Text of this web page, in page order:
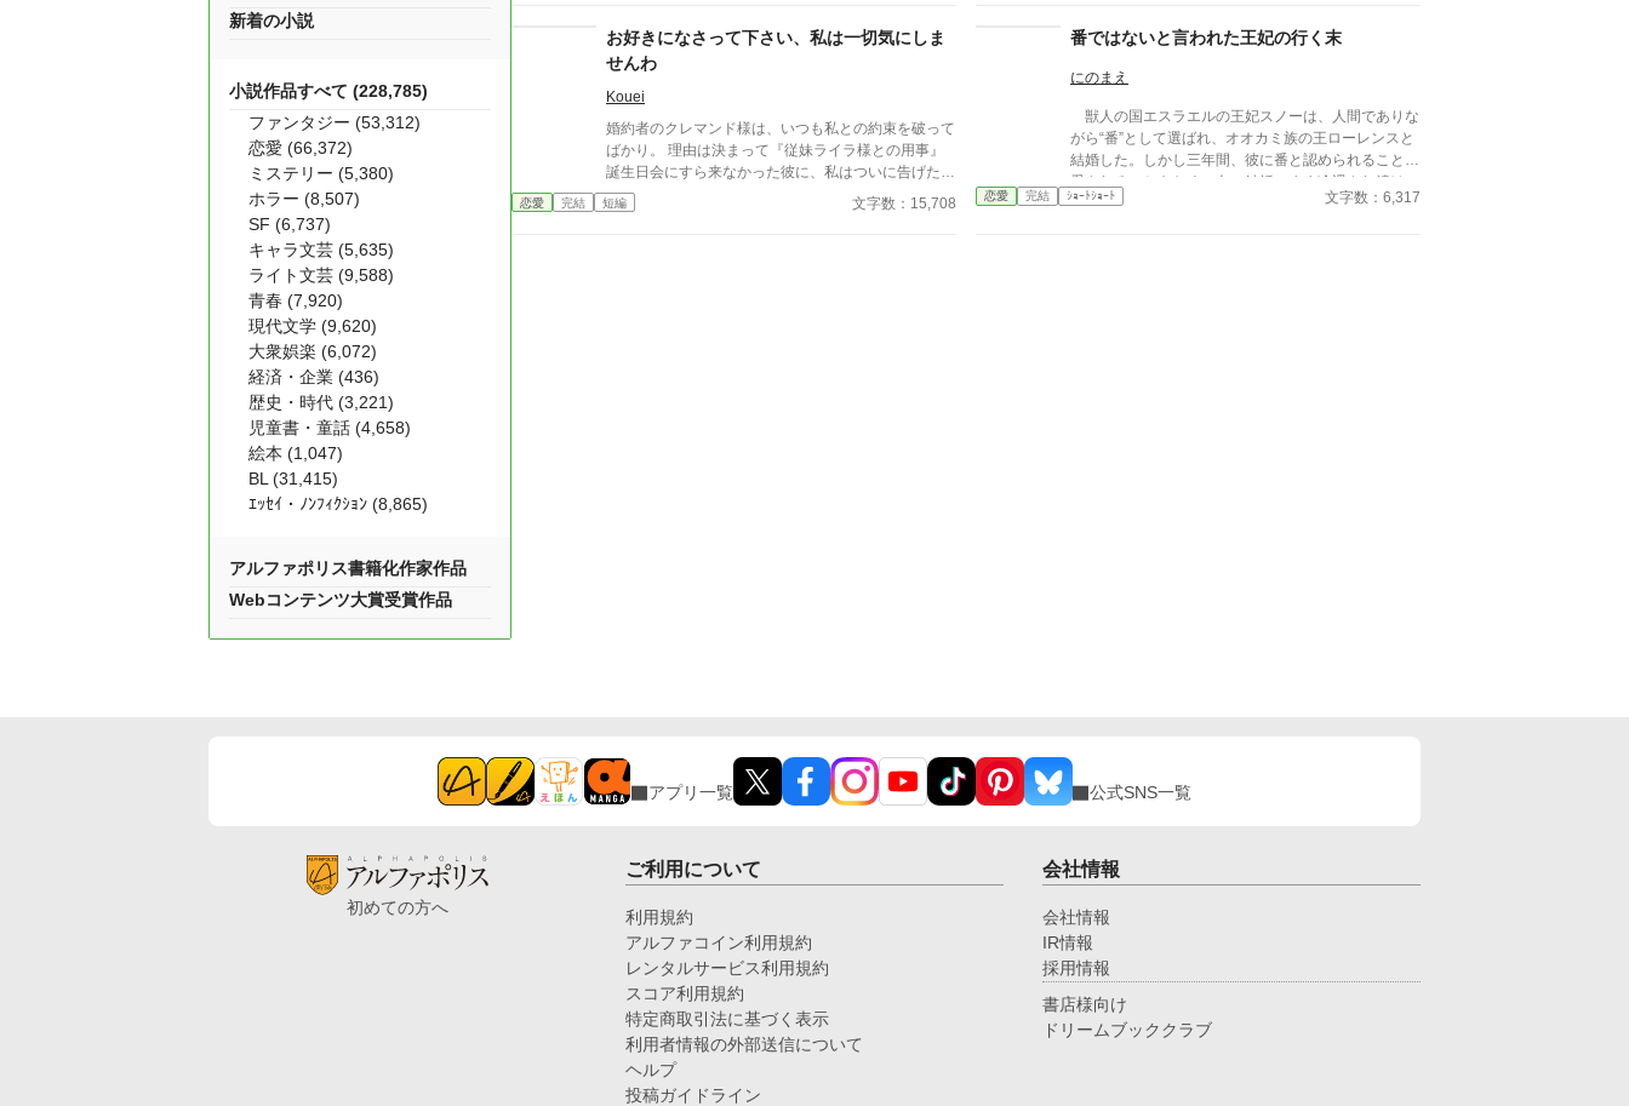
って、面倒でしょう？」 不誠実な夫も、無意味な結
婚も、 この際すべて切り捨ててしまいましょう。
お好きになさって下さい、私は一切気にしま
せんわ
Kouei
婚約者のクレマンド様は、いつも私との約束を破って
ばかり。 理由は決まって『従妹ライラ様との用事』
誕生日会にすら来なかった彼に、私はついに告げた。
「どうぞ、私以外のご令嬢をエスコートするなり、お
出かけするなり、関係を持つなり、お好きになさって
恋愛 完結 短編 文字数：15,708
番ではないと言われた王妃の行く末
にのまえ
獣人の国エスラエルの王妃スノーは、人間でありな
がら“番”として選ばれ、オオカミ族の王ローレンスと
結婚した。しかし三年間、彼に番と認められることも
愛されることもなく、白い結婚のまま冷遇され続け
る。 それでも王妃として国に尽くしてきたスノー
恋愛 完結 ｼｮｰﾄｼｮｰﾄ 文字数：6,317
新着の小説
小説作品すべて (228,785)
ファンタジー (53,312)
恋愛 (66,372)
ミステリー (5,380)
ホラー (8,507)
SF (6,737)
キャラ文芸 (5,635)
ライト文芸 (9,588)
青春 (7,920)
現代文学 (9,620)
大衆娯楽 (6,072)
経済・企業 (436)
歴史・時代 (3,221)
児童書・童話 (4,658)
絵本 (1,047)
BL (31,415)
ｴｯｾｲ・ﾉﾝﾌｨｸｼｮﾝ (8,865)
アルファポリス書籍化作家作品
Webコンテンツ大賞受賞作品
アプリ一覧 公式SNS一覧
初めての方へ
ご利用について
利用規約
アルファコイン利用規約
レンタルサービス利用規約
スコア利用規約
特定商取引法に基づく表示
利用者情報の外部送信について
ヘルプ
投稿ガイドライン
会社情報
会社情報
IR情報
採用情報
書店様向け
ドリームブッククラブ